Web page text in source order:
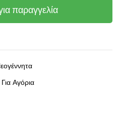
παραγγελία
Για Αγόρια